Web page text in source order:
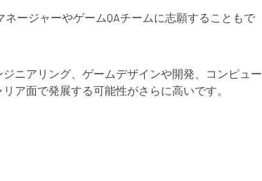
ージャーやゲームQAチームに志願することもで
ニアリング、ゲームデザインや開発、コンピュー
ア面で発展する可能性がさらに高いです。